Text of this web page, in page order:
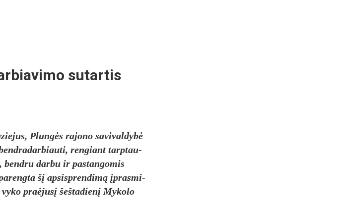
sutartis
Plungės ra­jo­no sa­vi­val­dybė
ren­giant tarp­tau­
dar­bu ir pa­stan­go­mis
šį ap­si­spren­dimą įpras­mi­
pra­ėjusį šeš­ta­dienį My­ko­lo